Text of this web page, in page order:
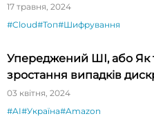
17 травня, 2024
#Cloud#Топ#Шифрування
Упереджений ШІ, або Як
зростання випадків
03 квітня, 2024
#AI#Україна#Amazon